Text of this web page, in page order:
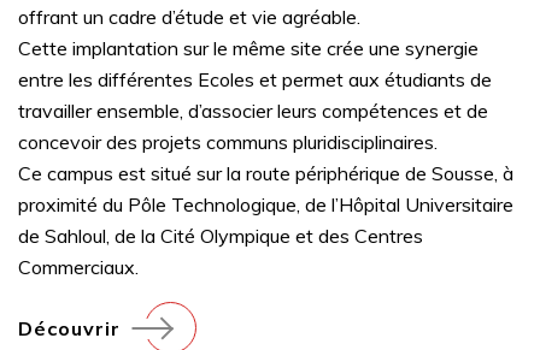
offrant un cadre d’étude et vie agréable.
Cette implantation sur le même site crée une synergie
entre les différentes Ecoles et permet aux étudiants de
travailler ensemble, d’associer leurs compétences et de
concevoir des projets communs pluridisciplinaires.
Ce campus est situé sur la route périphérique de Sousse, à
proximité du Pôle Technologique, de l’Hôpital Universitaire
de Sahloul, de la Cité Olympique et des Centres
Commerciaux.
Découvrir